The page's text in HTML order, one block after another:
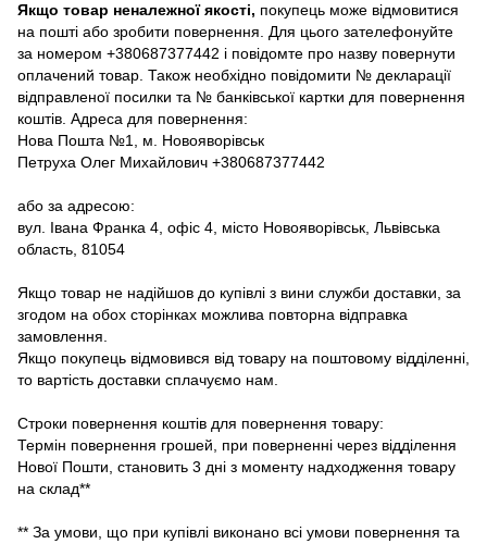
Якщо товар неналежної якості, покупець може відмовитися
на пошті або зробити повернення. Для цього зателефонуйте
за номером +380687377442 і повідомте про назву повернути
оплачений товар. Також необхідно повідомити № декларації
відправленої посилки та № банківської картки для повернення
коштів. Адреса для повернення:
Нова Пошта №1, м. Новояворівськ
Петруха Олег Михайлович +380687377442
або за адресою:
вул. Івана Франка 4, офіс 4, місто Новояворівськ, Львівська
область, 81054
Якщо товар не надійшов до купівлі з вини служби доставки, за
згодом на обох сторінках можлива повторна відправка
замовлення.
Якщо покупець відмовився від товару на поштовому відділенні,
то вартість доставки сплачуємо нам.
Строки повернення коштів для повернення товару:
Термін повернення грошей, при поверненні через відділення
Нової Пошти, становить 3 дні з моменту надходження товару
на склад**
** За умови, що при купівлі виконано всі умови повернення та